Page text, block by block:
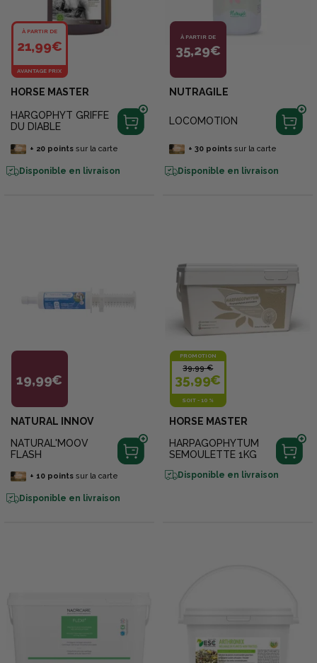
À PARTIR DE
21,99€
AVANTAGE PRIX
HORSE MASTER
HARGOPHYT GRIFFE
DU DIABLE
+ 20pointssur la carte
Disponible en livraison
À PARTIR DE
35,29€
NUTRAGILE
LOCOMOTION
+ 30pointssur la carte
Disponible en livraison
19,99€
NATURAL INNOV
NATURAL'MOOV
FLASH
+ 10pointssur la carte
Disponible en livraison
PROMOTION
39,99 €
35,99€
SOIT -10 %
HORSE MASTER
HARPAGOPHYTUM
SEMOULETTE 1KG
Disponible en livraison